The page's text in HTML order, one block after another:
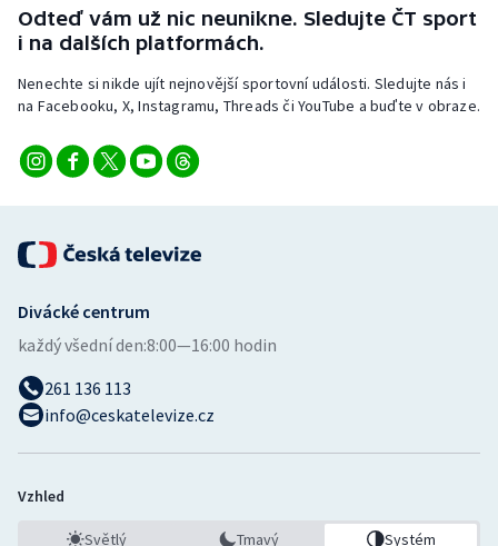
Odteď vám už nic neunikne. Sledujte ČT sport
i na dalších platformách.
Nenechte si nikde ujít nejnovější sportovní události. Sledujte nás i
na Facebooku, X, Instagramu, Threads či YouTube a buďte v obraze.
Divácké centrum
každý všední den:8:00—16:00 hodin
261 136 113
info@ceskatelevize.cz
Vzhled
Světlý Tmavý Systém